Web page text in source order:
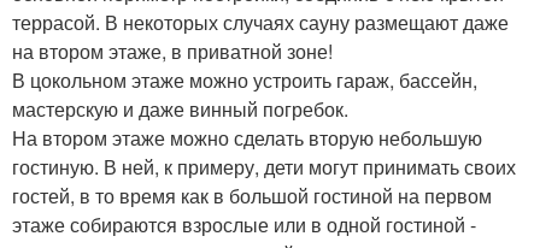
террасой. В некоторых случаях сауну размещают даже
на втором этаже, в приватной зоне!
В цокольном этаже можно устроить гараж, бассейн,
мастерскую и даже винный погребок.
На втором этаже можно сделать вторую небольшую
гостиную. В ней, к примеру, дети могут принимать своих
гостей, в то время как в большой гостиной на первом
этаже собираются взрослые или в одной гостиной -